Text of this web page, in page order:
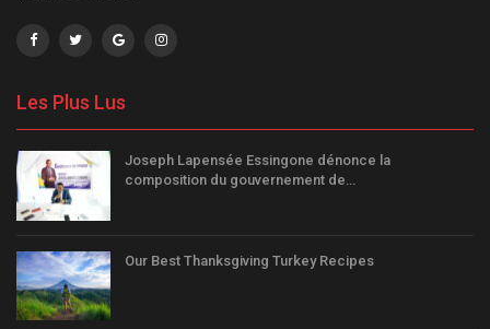
Les Plus Lus
Joseph Lapensée Essingone dénonce la
composition du gouvernement de…
Our Best Thanksgiving Turkey Recipes